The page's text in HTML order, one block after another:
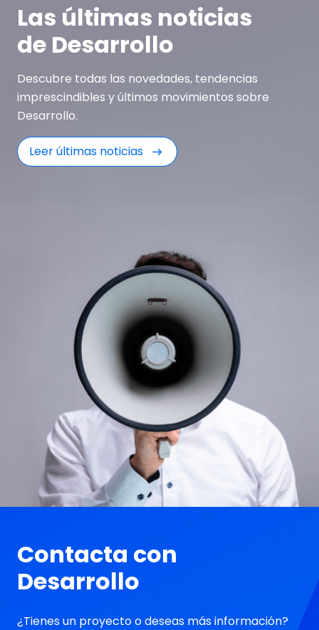
Las últimas noticias
de Desarrollo
Descubre todas las novedades, tendencias
imprescindibles y últimos movimientos sobre
Desarrollo.
Leer últimas noticias
Contacta con
Desarrollo
¿Tienes un proyecto o deseas más información?